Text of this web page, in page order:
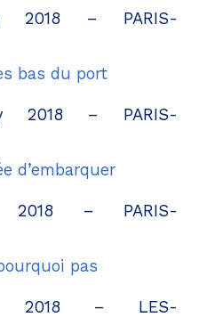
2018 – PARIS-
bas du port
2018 – PARIS-
d’embarquer
2018 – PARIS-
pas
2018 – LES-